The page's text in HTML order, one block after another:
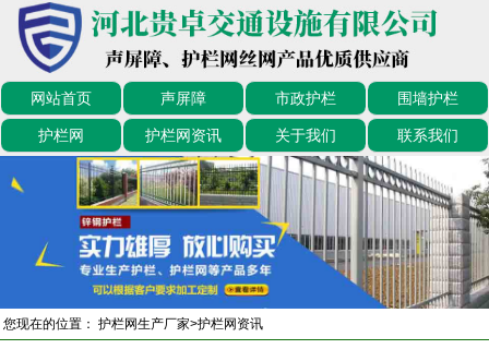
网站首页 声屏障 市政护栏 围墙护栏
护栏网 护栏网资讯 关于我们 联系我们
您现在的位置： 护栏网生产厂家>护栏网资讯